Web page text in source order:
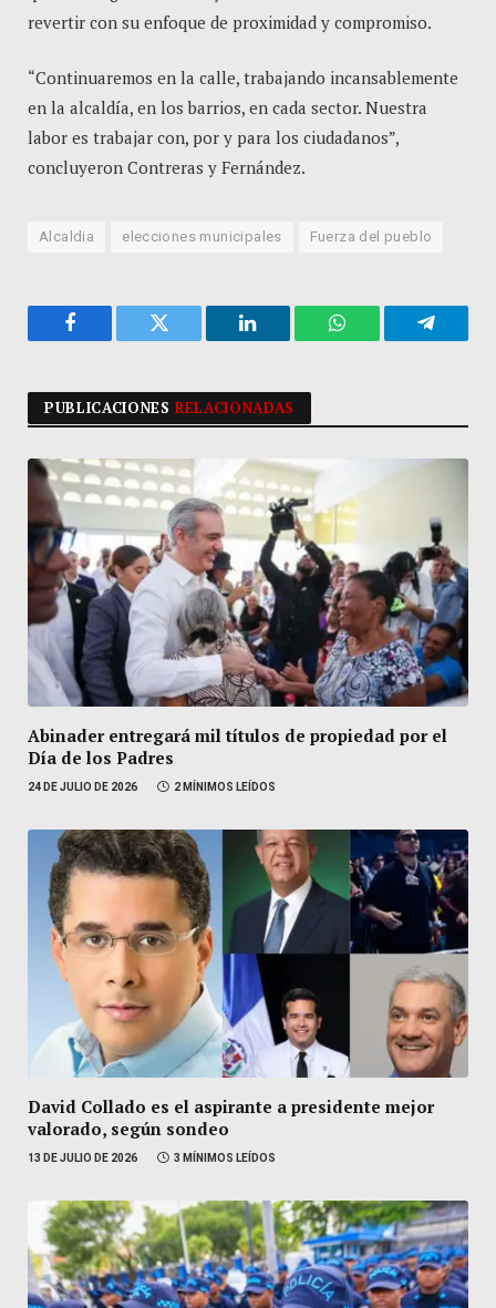
revertir con su enfoque de proximidad y compromiso.
“Continuaremos en la calle, trabajando incansablemente
en la alcaldía, en los barrios, en cada sector. Nuestra
labor es trabajar con, por y para los ciudadanos”,
concluyeron Contreras y Fernández.
Alcaldia elecciones municipales Fuerza del pueblo
Facebook Twitter LinkedIn WhatsApp
PUBLICACIONESRELACIONADAS
Abinader entregará mil títulos de propiedad por el
Día de los Padres
24 DE JULIO DE 2026 2 MÍNIMOS LEÍDOS
David Collado es el aspirante a presidente mejor
valorado, según sondeo
13 DE JULIO DE 2026 3 MÍNIMOS LEÍDOS